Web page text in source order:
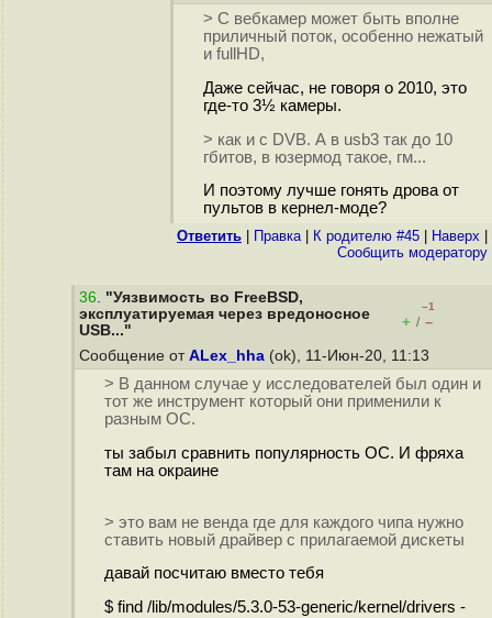
> С вебкамер может быть вполне
приличный поток, особенно нежатый
и fullHD,
Даже сейчас, не говоря о 2010, это
где-то 3½ камеры.
> как и с DVB. А в usb3 так до 10
гбитов, в юзермод такое, гм...
И поэтому лучше гонять дрова от
пультов в кернел-моде?
Ответить Правка| К родителю #45 Наверх
Cообщить модератору
36. "Уязвимость во FreeBSD,
эксплуатируемая через вредоносное
USB..."
–1
+ / –
Сообщение от ALex_hha (ok), 11-Июн-20, 11:13
> В данном случае у исследователей был один и
тот же инструмент который они применили к
разным ОС.
ты забыл сравнить популярность ОС. И фряха
там на окраине
> это вам не венда где для каждого чипа нужно
ставить новый драйвер с прилагаемой дискеты
давай посчитаю вместо тебя
$ find /lib/modules/5.3.0-53-generic/kernel/drivers -